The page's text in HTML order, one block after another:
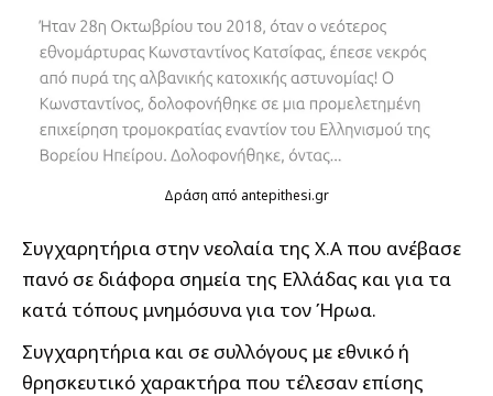
Δράση από antepithesi.gr
Συγχαρητήρια στην νεολαία της Χ.Α που ανέβασε
πανό σε διάφορα σημεία της Ελλάδας και για τα
κατά τόπους μνημόσυνα για τον Ήρωα.
Συγχαρητήρια και σε συλλόγους με εθνικό ή
θρησκευτικό χαρακτήρα που τέλεσαν επίσης